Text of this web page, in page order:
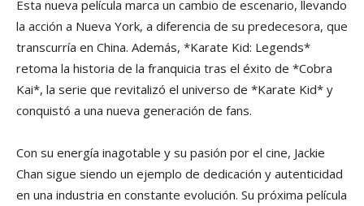
Esta nueva película marca un cambio de escenario, llevando
la acción a Nueva York, a diferencia de su predecesora, que
transcurría en China. Además, *Karate Kid: Legends*
retoma la historia de la franquicia tras el éxito de *Cobra
Kai*, la serie que revitalizó el universo de *Karate Kid* y
conquistó a una nueva generación de fans.
Con su energía inagotable y su pasión por el cine, Jackie
Chan sigue siendo un ejemplo de dedicación y autenticidad
en una industria en constante evolución. Su próxima película